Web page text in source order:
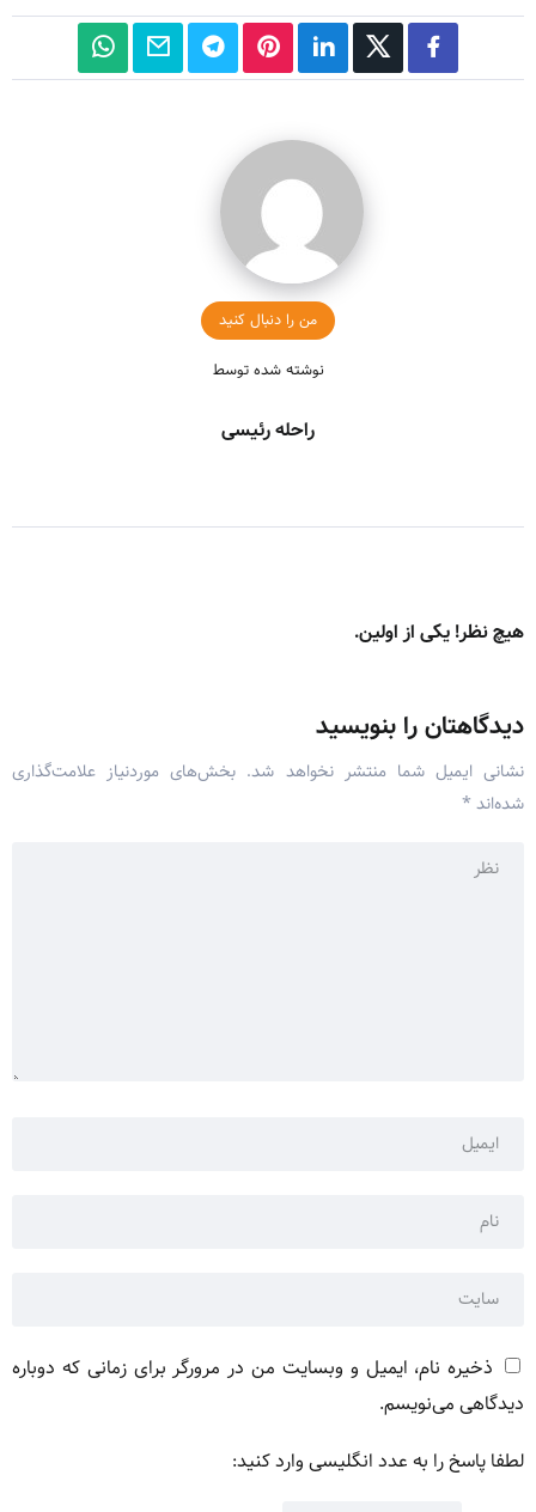
من را دنبال کنید
نوشته شده توسط
راحله رئیسی
هیچ نظر! یکی از اولین.
دیدگاهتان را بنویسید
نشانی ایمیل شما منتشر نخواهد شد. بخش‌های موردنیاز علامت‌گذاری
شده‌اند *
ذخیره نام، ایمیل و وبسایت من در مرورگر برای زمانی که دوباره
دیدگاهی می‌نویسم.
لطفا پاسخ را به عدد انگلیسی وارد کنید: